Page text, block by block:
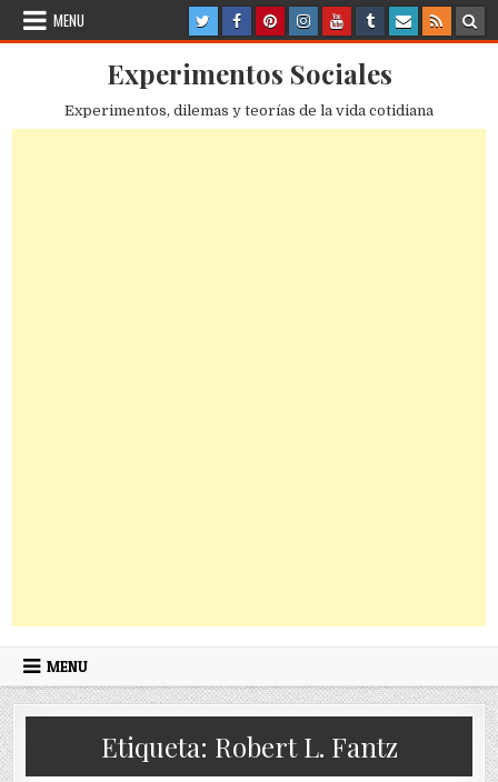
Skip
MENU
Experimentos Sociales
Experimentos, dilemas y teorías de la vida cotidiana
MENU
Etiqueta: Robert L. Fantz